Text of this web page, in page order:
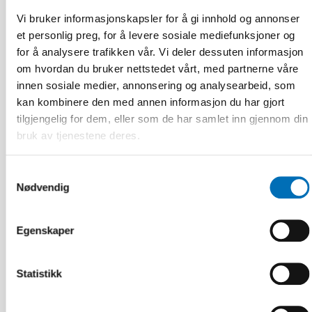
Vi bruker informasjonskapsler for å gi innhold og annonser
et personlig preg, for å levere sosiale mediefunksjoner og
for å analysere trafikken vår. Vi deler dessuten informasjon
om hvordan du bruker nettstedet vårt, med partnerne våre
innen sosiale medier, annonsering og analysearbeid, som
kan kombinere den med annen informasjon du har gjort
tilgjengelig for dem, eller som de har samlet inn gjennom din
bruk av tjenestene deres.
Nødvendig
Egenskaper
Statistikk